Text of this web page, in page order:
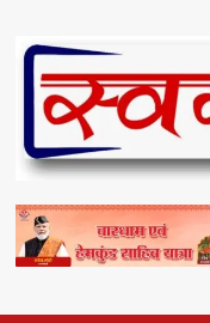
content